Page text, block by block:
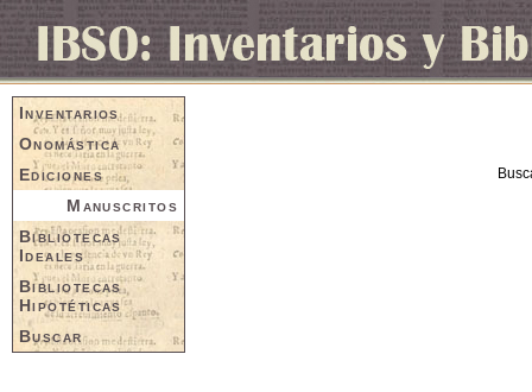
Inventarios
Onomástica
Ediciones
Manuscritos
Bibliotecas
Ideales
Bibliotecas
Hipotéticas
Buscar